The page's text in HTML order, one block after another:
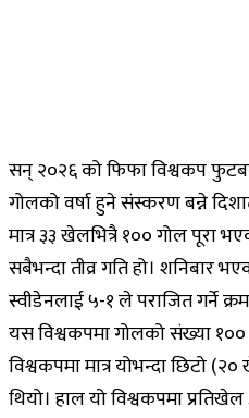
सन् २०२६ को फिफा विश्वकप
गोलको वर्षा हुने संस्करण बन्ने
मात्र ३३ खेलभित्रै १०० गोल पूरा
सबैभन्दा तीव्र गति हो। शनिबार
स्वीडेनलाई ५-१ ले पराजित गर्ने
यस विश्वकपमा गोलको संख्या
विश्वकपमा मात्र योभन्दा छिटो
थियो। हाल यो विश्वकपमा